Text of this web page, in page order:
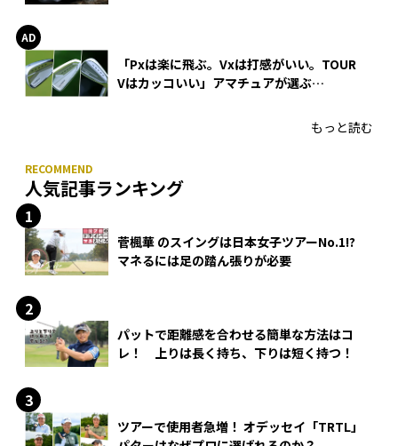
「Pxは楽に飛ぶ。Vxは打感がいい。TOUR
Vはカッコいい」アマチュアが選ぶ
もっと読む
人気記事ランキング
菅楓華 のスイングは日本女子ツアーNo.1!?
マネるには足の踏ん張りが必要
パットで距離感を合わせる簡単な方法はコ
レ！ 上りは長く持ち、下りは短く持つ！
ツアーで使用者急増！ オデッセイ「TRTL」